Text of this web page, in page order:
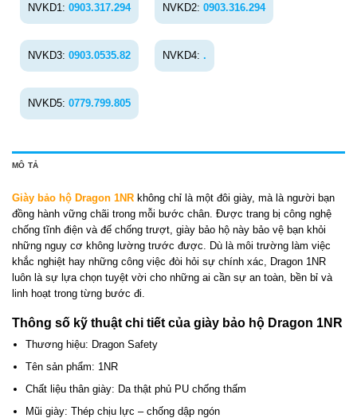
NVKD1: 0903.317.294 NVKD2: 0903.316.294
NVKD3: 0903.0535.82 NVKD4: .
NVKD5: 0779.799.805
MÔ TẢ
Giày bảo hộ Dragon 1NR không chỉ là một đôi giày, mà là người bạn
đồng hành vững chãi trong mỗi bước chân. Được trang bị công nghệ
chống tĩnh điện và đế chống trượt, giày bảo hộ này bảo vệ bạn khỏi
những nguy cơ không lường trước được. Dù là môi trường làm việc
khắc nghiệt hay những công việc đòi hỏi sự chính xác, Dragon 1NR
luôn là sự lựa chọn tuyệt vời cho những ai cần sự an toàn, bền bỉ và
linh hoạt trong từng bước đi.
Thông số kỹ thuật chi tiết của giày bảo hộ Dragon 1NR
Thương hiệu: Dragon Safety
Tên sản phẩm: 1NR
Chất liệu thân giày: Da thật phủ PU chống thấm
Mũi giày: Thép chịu lực – chống dập ngón